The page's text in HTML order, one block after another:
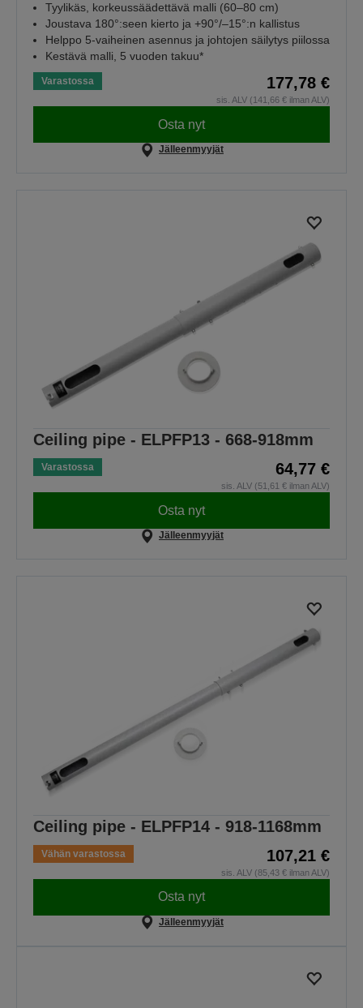
Tyylikäs, korkeussäädettävä malli (60–80 cm)
Joustava 180°:seen kierto ja +90°/–15°:n kallistus
Helppo 5-vaiheinen asennus ja johtojen säilytys piilossa
Kestävä malli, 5 vuoden takuu*
Varastossa 177,78 €
sis. ALV (141,66 € ilman ALV)
Osta nyt
Jälleenmyyjät
Ceiling pipe - ELPFP13 - 668-918mm
Varastossa 64,77 €
sis. ALV (51,61 € ilman ALV)
Osta nyt
Jälleenmyyjät
Ceiling pipe - ELPFP14 - 918-1168mm
Vähän varastossa 107,21 €
sis. ALV (85,43 € ilman ALV)
Osta nyt
Jälleenmyyjät